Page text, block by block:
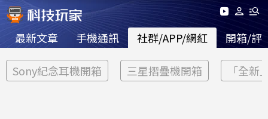
最新文章 手機通訊 社群/APP/網紅 開箱/評
Sony紀念耳機開箱 三星摺疊機開箱 「全新